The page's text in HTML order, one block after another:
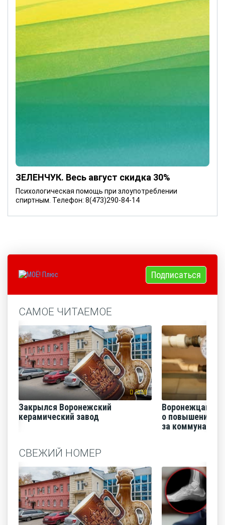
ЗЕЛЕНЧУК. Весь август скидка 30%
Психологическая помощь при злоупотреблении
спиртным. Телефон: 8(473)290-84-14
Подписаться
САМОЕ ЧИТАЕМОЕ
5258
Закрылся Воронежский
керамический завод
Воронежцам
о повышении
за
СВЕЖИЙ НОМЕР